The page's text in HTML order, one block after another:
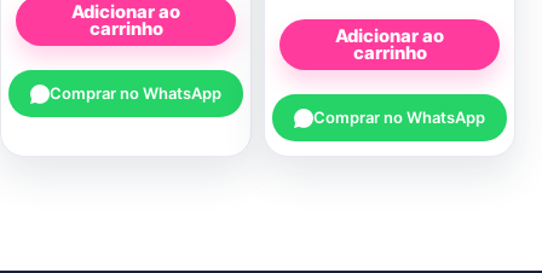
Adicionar ao
carrinho
Comprar no WhatsApp
Adicionar ao
carrinho
Comprar no WhatsApp